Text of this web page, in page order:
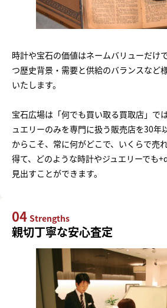
時計や宝石の価値はネームバリューだけ
つ歴史背景・需要と供給のバランスなど
いたします。
宝石広場は「何でも買い取る買取店」で
ュエリーのみを専門に扱う販売店を30年
からこそ、常に何がどこで、いくらで売
得て、どのような時計やジュエリーでも
見出すことができます。
04 Strengths
親切丁寧な安心査定